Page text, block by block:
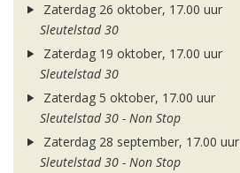
Zaterdag 26 oktober, 17.00 uur
Sleutelstad 30
Zaterdag 19 oktober, 17.00 uur
Sleutelstad 30
Zaterdag 5 oktober, 17.00 uur
Sleutelstad 30 - Non Stop
Zaterdag 28 september, 17.00 uur
Sleutelstad 30 - Non Stop